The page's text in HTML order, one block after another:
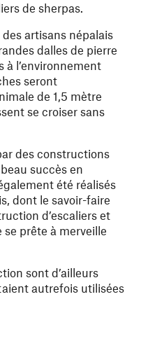
de sherpas.
artisans népalais
dalles de pierre
l’environnement
seront
de 1,5 mètre
se croiser sans
des constructions
succès en
été réalisés
dont le savoir-faire
d’escaliers et
prête à merveille
sont d’ailleurs
autrefois utilisées